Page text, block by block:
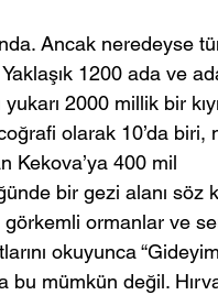
Ancak neredeyse
1200 ada ve
2000 millik bir
olarak 10’da biri,
Kekova’ya 400 mil
bir gezi alanı söz
görkemli ormanlar ve
okuyunca
bu mümkün değil.